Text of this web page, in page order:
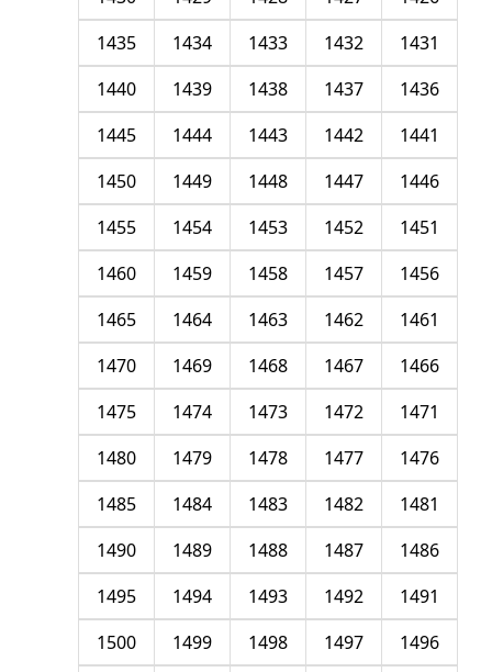
1431
1432
1433
1434
1435
1436
1437
1438
1439
1440
1441
1442
1443
1444
1445
1446
1447
1448
1449
1450
1451
1452
1453
1454
1455
1456
1457
1458
1459
1460
1461
1462
1463
1464
1465
1466
1467
1468
1469
1470
1471
1472
1473
1474
1475
1476
1477
1478
1479
1480
1481
1482
1483
1484
1485
1486
1487
1488
1489
1490
1491
1492
1493
1494
1495
1496
1497
1498
1499
1500